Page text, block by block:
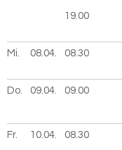
19.00
Mi. 08.04. 2026
08.30
Do. 09.04. 2026
09.00
Fr. 10.04. 2026
08.30